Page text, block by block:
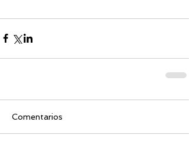
Comentarios